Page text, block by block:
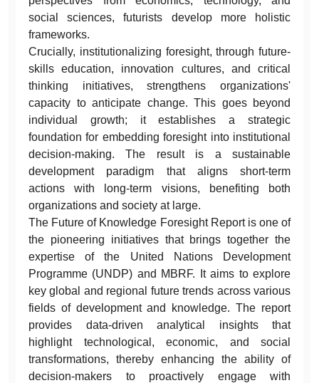
social sciences, futurists develop more holistic
frameworks.
Crucially, institutionalizing foresight, through future-
skills education, innovation cultures, and critical
thinking initiatives, strengthens organizations'
capacity to anticipate change. This goes beyond
individual growth; it establishes a strategic
foundation for embedding foresight into institutional
decision-making. The result is a sustainable
development paradigm that aligns short-term
actions with long-term visions, benefiting both
organizations and society at large.
The Future of Knowledge Foresight Report is one of
the pioneering initiatives that brings together the
expertise of the United Nations Development
Programme (UNDP) and MBRF. It aims to explore
key global and regional future trends across various
fields of development and knowledge. The report
provides data-driven analytical insights that
highlight technological, economic, and social
transformations, thereby enhancing the ability of
decision-makers to proactively engage with